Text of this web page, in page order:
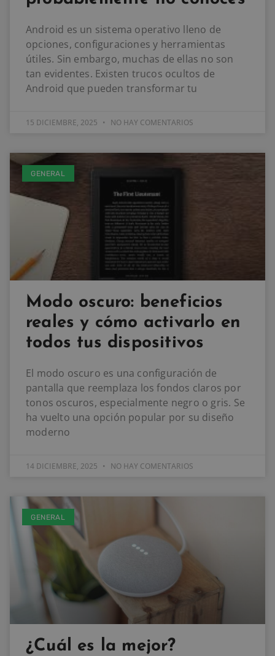
Android es un sistema operativo lleno de
opciones, configuraciones y herramientas
útiles. Sin embargo, muchas de ellas no son
tan evidentes. Existen trucos ocultos de
Android que pueden transformar tu
15 DICIEMBRE, 2025 NO HAY COMENTARIOS
GENERAL
Modo oscuro: beneficios
reales y cómo activarlo en
todos tus dispositivos
El modo oscuro es una configuración de
pantalla que reemplaza los fondos claros por
tonos oscuros, especialmente negro o gris. Se
ha vuelto una opción popular por su diseño
moderno
14 DICIEMBRE, 2025 NO HAY COMENTARIOS
GENERAL
¿Cuál es la mejor?